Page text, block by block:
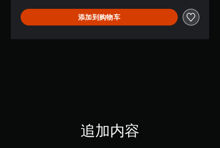
.
6
添加到购物车
追加内容